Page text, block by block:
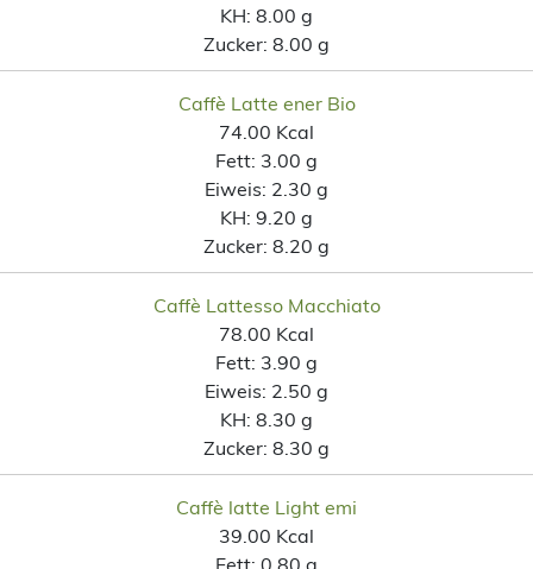
KH: 8.00 g
Zucker: 8.00 g
Caffè Latte ener Bio
74.00 Kcal
Fett: 3.00 g
Eiweis: 2.30 g
KH: 9.20 g
Zucker: 8.20 g
Caffè Lattesso Macchiato
78.00 Kcal
Fett: 3.90 g
Eiweis: 2.50 g
KH: 8.30 g
Zucker: 8.30 g
Caffè latte Light emi
39.00 Kcal
Fett: 0.80 g